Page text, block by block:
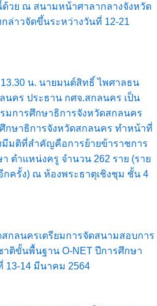
วย ณ สนามหน้าศาลากลางจังหวัด
ล่าวจัดขึ้นระหว่างวันที่ 12-21
น. นายมนต์สิทธิ์ ไพศาลธน
นคร ประธาน กศจ.สกลนคร เป็น
การศึกษาธิการจังหวัดสกลนคร
กษาธิการจังหวัดสกลนคร ทำหน้าที่
มีมติที่สำคัญคือการย้ายข้าราชการ
ตำแหน่งครู จำนวน 262 ราย (ราย
กครั้ง) ณ ห้องพระธาตุเชิงชุม ชั้น 4
กลนครเตรียมการจัดสนามสอบการ
ติขั้นพื้นฐาน O-NET ปีการศึกษา
13-14 มีนาคม 2564